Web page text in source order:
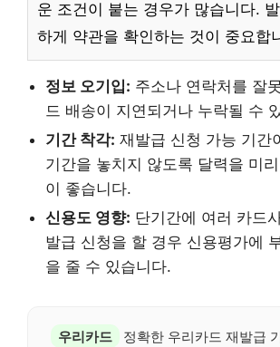
운 조건이 붙는 경우가 많습니다.
하게 약관을 확인하는 것이 중요합
정보 오기입: 주소나 연락처를 잘
드 배송이 지연되거나 누락될 수
기간 착각: 재발급 신청 가능 기간
기간을 놓치지 않도록 달력을 미
이 좋습니다.
신용도 영향: 단기간에 여러 카드
발급 신청을 할 경우 신용평가에
을 줄 수 있습니다.
우리카드
정확한 우리카드 재발급